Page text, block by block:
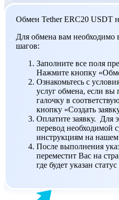
Обмен Tether ERC20 USDT
Для обмена вам необходимо
шагов:
Заполните все поля
Нажмите кнопку
Ознакомьтесь с
услуг обмена, если вы
галочку в
кнопку «Создать
Оплатите заявку. Для
перевод необходимой
инструкциям на нашем
После выполнения
переместит Вас на
где будет указан